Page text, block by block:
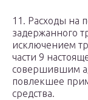
11. Расходы на
задержанного
исключением
части 9
совершившим
повлекшее
средства.